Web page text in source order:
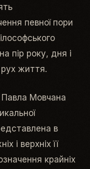
певної пори
пір року, дня і
рух життя.
Павла Мовчана
в
і верхніх її
крайніх